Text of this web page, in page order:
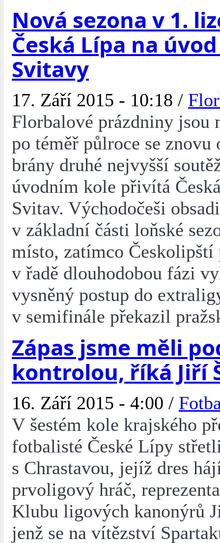
Nová sezona v 1.
Česká Lípa na
Svitavy
17. Září 2015 - 10:18 /
Florbalové prázdniny jsou
po téměř půlroce se znovu
brány druhé nejvyšší
úvodním kole přivítá
Svitav. Východočeši
v základní části loňské
místo, zatímco Českolipští
v řadě dlouhodobou fázi
vysněný postup do
v semifinále překazil
Zápas jsme měli
kontrolou, říká Jiří
16. Září 2015 - 4:00 /
V šestém kole krajského
fotbalisté České Lípy
s Chrastavou, jejíž dres
prvoligový hráč,
Klubu ligových kanonýrů
jenž se na vítězství